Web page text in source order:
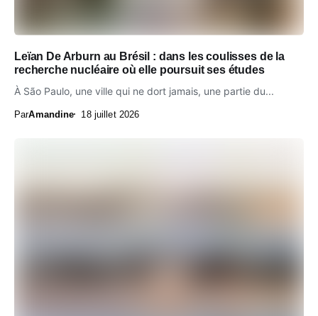
Leïan De Arburn au Brésil : dans les coulisses de la
recherche nucléaire où elle poursuit ses études
À São Paulo, une ville qui ne dort jamais, une partie du...
ParAmandine 18 juillet 2026